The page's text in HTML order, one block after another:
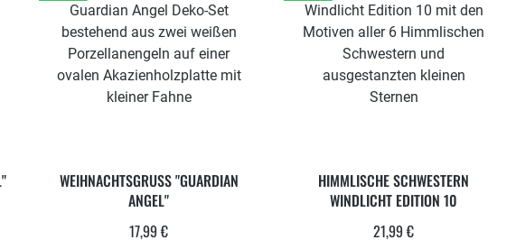
WEIHNACHTSGRUSS "GUARDIAN A
NGEL"
Regulärer Preis:
17,99 €
HIMMLISCHE SCHWESTERN
WINDLICHT EDITION 10
Regulärer Preis:
21,99 €